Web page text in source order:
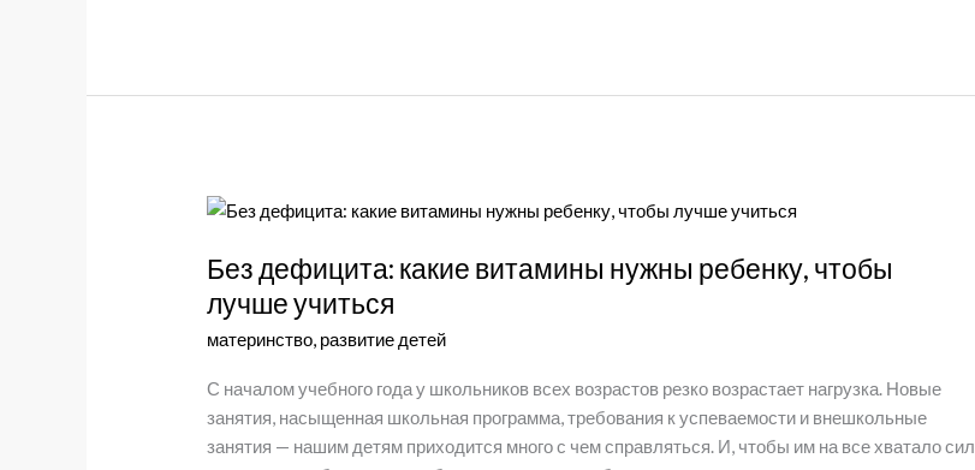
пробовали.
Специально
для
ЗОЖ-
маньяков
Без дефицита: какие витамины нужны ребенку, чтобы
лучше учиться
материнство развитие детей
С началом учебного года у школьников всех возрастов резко возрастает нагрузка. Новые
занятия, насыщенная школьная программа, требования к успеваемости и внешкольные
занятия — нашим детям приходится много с чем справляться. И, чтобы им на все хватало сил